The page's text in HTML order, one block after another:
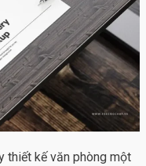
thiết kế văn phòng một